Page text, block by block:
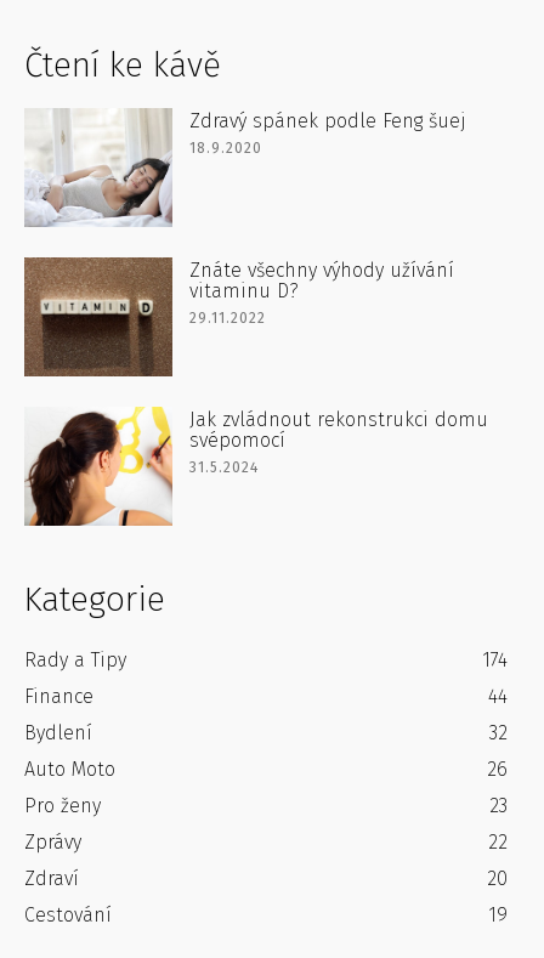
Čtení ke kávě
Zdravý spánek podle Feng šuej
18.9.2020
Znáte všechny výhody užívání
vitaminu D?
29.11.2022
Jak zvládnout rekonstrukci domu
svépomocí
31.5.2024
Kategorie
Rady a Tipy
174
Finance
44
Bydlení
32
Auto Moto
26
Pro ženy
23
Zprávy
22
Zdraví
20
Cestování
19